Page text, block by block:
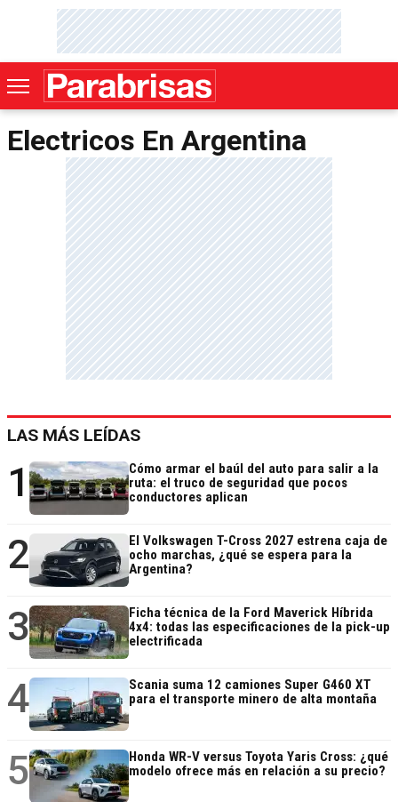
Electricos En Argentina
LAS MÁS LEÍDAS
1
Cómo armar el baúl del auto para salir a la
ruta: el truco de seguridad que pocos
conductores aplican
2
El Volkswagen T-Cross 2027 estrena caja de
ocho marchas, ¿qué se espera para la
Argentina?
3
Ficha técnica de la Ford Maverick Híbrida
4x4: todas las especificaciones de la pick-up
electrificada
4
Scania suma 12 camiones Super G460 XT
para el transporte minero de alta montaña
5
Honda WR-V versus Toyota Yaris Cross: ¿qué
modelo ofrece más en relación a su precio?